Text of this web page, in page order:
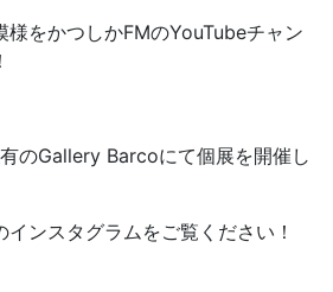
様をかつしかFMのYouTubeチャン
のGallery Barcoにて個展を開催し
ンスタグラムをご覧ください！